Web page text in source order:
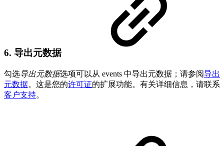
6. 导出元数据
勾选导出元数据选项可以从 events 中导出元数据；请参阅导出
元数据。这是您的许可证的扩展功能。有关详细信息，请联系
客户支持。